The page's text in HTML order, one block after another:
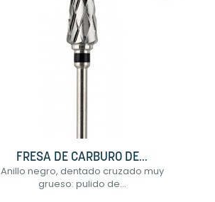
FRESA DE CARBURO DE...
Anillo negro, dentado cruzado muy
grueso: pulido de...